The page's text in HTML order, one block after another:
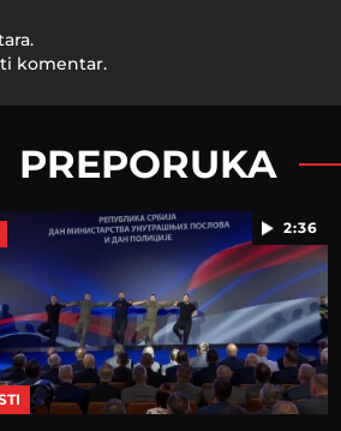
komentar.
PREPORUKA
2:36